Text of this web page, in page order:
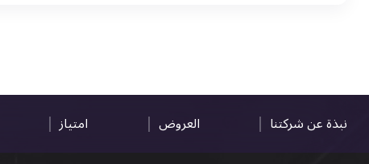
نبذة عن شركتنا العروض امتياز